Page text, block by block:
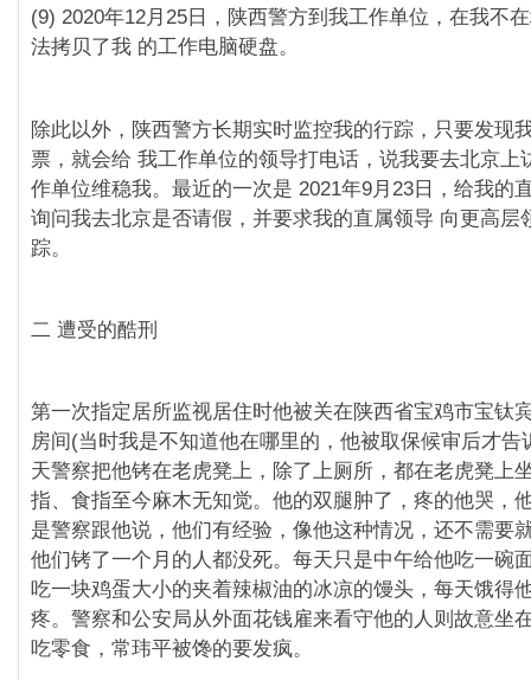
(9) 2020年12月25日，陕⻄警方到我工作单位，在我不
法拷⻉了我 的工作电脑硬盘。
除此以外，陕⻄警方⻓期实时监控我的行踪，只要发现
票，就会给 我工作单位的领导打电话，说我要去北京上
作单位维稳我。最近的一次是 2021年9月23日，给我的
询问我去北京是否请假，并要求我的直属领导 向更高层
踪。
二 遭受的酷刑
第一次指定居所监视居住时他被关在陕⻄省宝鸡市宝钛
房间(当时我是不知道他在哪里的，他被取保候审后才告
天警察把他铐在老⻁凳上，除了上厕所，都在老⻁凳上
指、⻝指至今麻木无知觉。他的双腿肿了，疼的他哭，
是警察跟他说，他们有经验，像他这种情况，还不需要
他们铐了一个月的人都没死。每天只是中午给他吃一碗
吃一块鸡蛋大小的夹着辣椒油的冰凉的馒头，每天饿得
疼。警察和公安局从外面花钱雇来看守他的人则故意坐
吃零⻝，常玮平被馋的要发疯。